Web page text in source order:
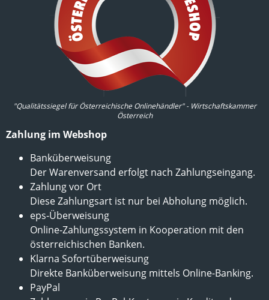
"Qualitätssiegel für Österreichische Onlinehändler" - Wirtschaftskammer
Österreich
Zahlung im Webshop
Banküberweisung
Der Warenversand erfolgt nach Zahlungseingang.
Zahlung vor Ort
Diese Zahlungsart ist nur bei Abholung möglich.
eps-Überweisung
Online-Zahlungssystem in Kooperation mit den
österreichischen Banken.
Klarna Sofortüberweisung
Direkte Banküberweisung mittels Online-Banking.
PayPal